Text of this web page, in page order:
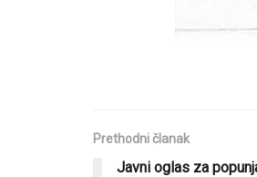
Prethodni članak
Javni oglas za